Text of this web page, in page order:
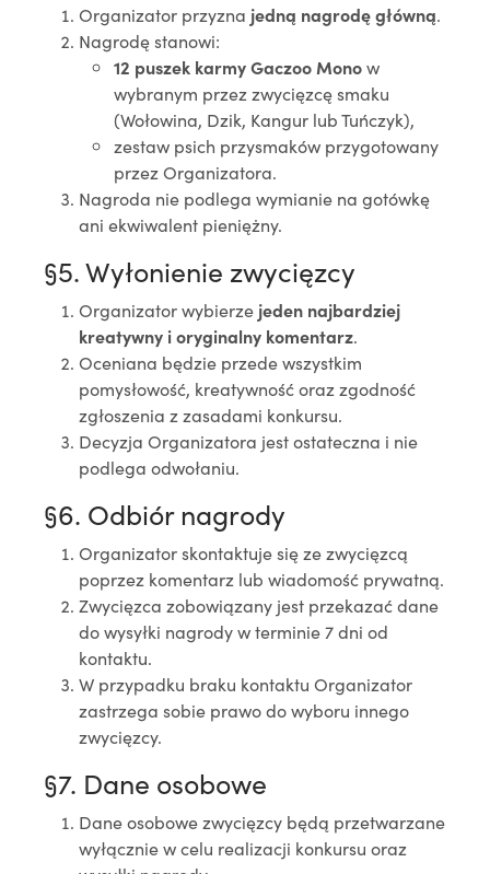
Organizator przyzna jedną nagrodę główną.
Nagrodę stanowi:
12 puszek karmy Gaczoo Monow
wybranym przez zwycięzcę smaku
(Wołowina, Dzik, Kangur lub Tuńczyk),
zestaw psich przysmaków przygotowany
przez Organizatora.
Nagroda nie podlega wymianie na gotówkę
ani ekwiwalent pieniężny.
§5. Wyłonienie zwycięzcy
Organizator wybierze jeden najbardziej
kreatywny i oryginalny komentarz.
Oceniana będzie przede wszystkim
pomysłowość, kreatywność oraz zgodność
zgłoszenia z zasadami konkursu.
Decyzja Organizatora jest ostateczna i nie
podlega odwołaniu.
§6. Odbiór nagrody
Organizator skontaktuje się ze zwycięzcą
poprzez komentarz lub wiadomość prywatną.
Zwycięzca zobowiązany jest przekazać dane
do wysyłki nagrody w terminie 7 dni od
kontaktu.
W przypadku braku kontaktu Organizator
zastrzega sobie prawo do wyboru innego
zwycięzcy.
§7. Dane osobowe
Dane osobowe zwycięzcy będą przetwarzane
wyłącznie w celu realizacji konkursu oraz